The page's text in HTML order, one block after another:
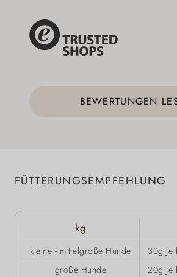
BEWERTUNGEN
FÜTTERUNGSEMPFEHLUNG
kg
kleine - mittelgroße Hunde
30g je
große Hunde
20g je